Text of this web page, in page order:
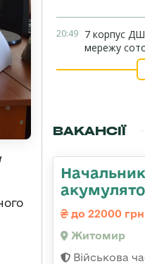
20:49 7 корпус
мережу
ВАКАНСІЇ
до 22000 грн
Житомир
Військова